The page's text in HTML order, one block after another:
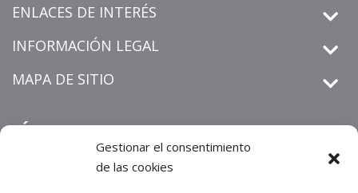
Gestionar el consentimiento
de las cookies
ENLACES DE INTERÉS
INFORMACIÓN LEGAL
MAPA DE SITIO
SÍGUENOS